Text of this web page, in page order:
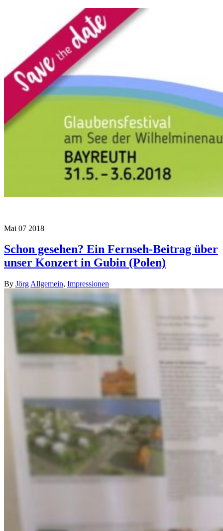
Mai 07 2018
Schon gesehen? Ein Fernseh-Beitrag über
unser Konzert in Gubin (Polen)
By Jörg Allgemein, Impressionen